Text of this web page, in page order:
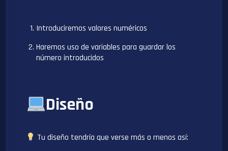
Introduciremos valores numéricos
Haremos uso de variables para guardar los
número introducidos
Diseño
Tu diseño tendría que verse más o menos así: